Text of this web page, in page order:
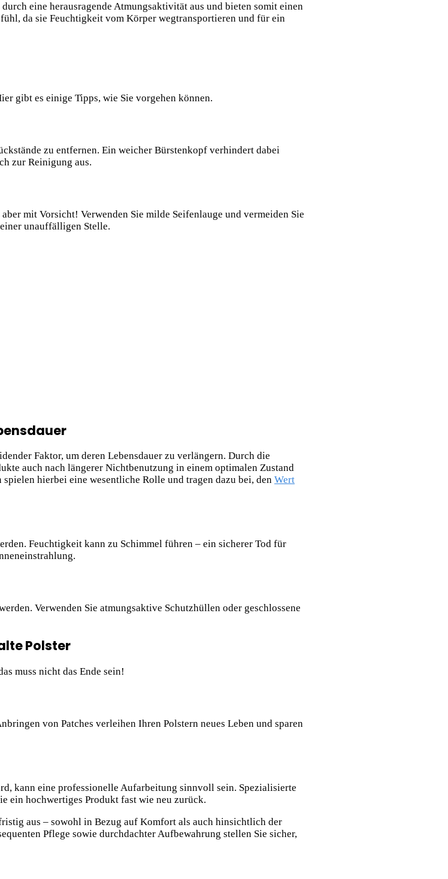
eine herausragende Atmungsaktivität aus und bieten somit einen
da sie Feuchtigkeit vom Körper wegtransportieren und für ein
gibt es einige Tipps, wie Sie vorgehen können.
zu entfernen. Ein weicher Bürstenkopf verhindert dabei
zur Reinigung aus.
mit Vorsicht! Verwenden Sie milde Seifenlauge und vermeiden Sie
unauffälligen Stelle.
Faktor, um deren Lebensdauer zu verlängern. Durch die
auch nach längerer Nichtbenutzung in einem optimalen Zustand
hierbei eine wesentliche Rolle und tragen dazu bei, den Wert
Feuchtigkeit kann zu Schimmel führen – ein sicherer Tod für
Verwenden Sie atmungsaktive Schutzhüllen oder geschlossene
Polster
muss nicht das Ende sein!
von Patches verleihen Ihren Polstern neues Leben und sparen
kann eine professionelle Aufarbeitung sinnvoll sein. Spezialisierte
ein hochwertiges Produkt fast wie neu zurück.
aus – sowohl in Bezug auf Komfort als auch hinsichtlich der
Pflege sowie durchdachter Aufbewahrung stellen Sie sicher,